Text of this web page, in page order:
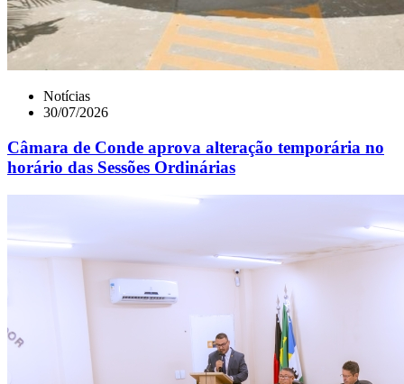
Notícias
30/07/2026
Câmara de Conde aprova alteração temporária no
horário das Sessões Ordinárias